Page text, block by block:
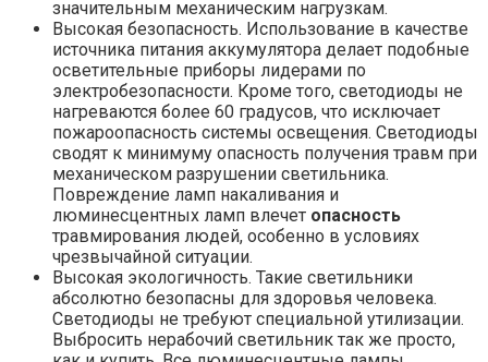
значительным механическим нагрузкам.
Высокая безопасность. Использование в качестве
источника питания аккумулятора делает подобные
осветительные приборы лидерами по
электробезопасности. Кроме того, светодиоды не
нагреваются более 60 градусов, что исключает
пожароопасность системы освещения. Светодиоды
сводят к минимуму опасность получения травм при
механическом разрушении светильника.
Повреждение ламп накаливания и
люминесцентных ламп влечет опасность
травмирования людей, особенно в условиях
чрезвычайной ситуации.
Высокая экологичность. Такие светильники
абсолютно безопасны для здоровья человека.
Светодиоды не требуют специальной утилизации.
Выбросить нерабочий светильник так же просто,